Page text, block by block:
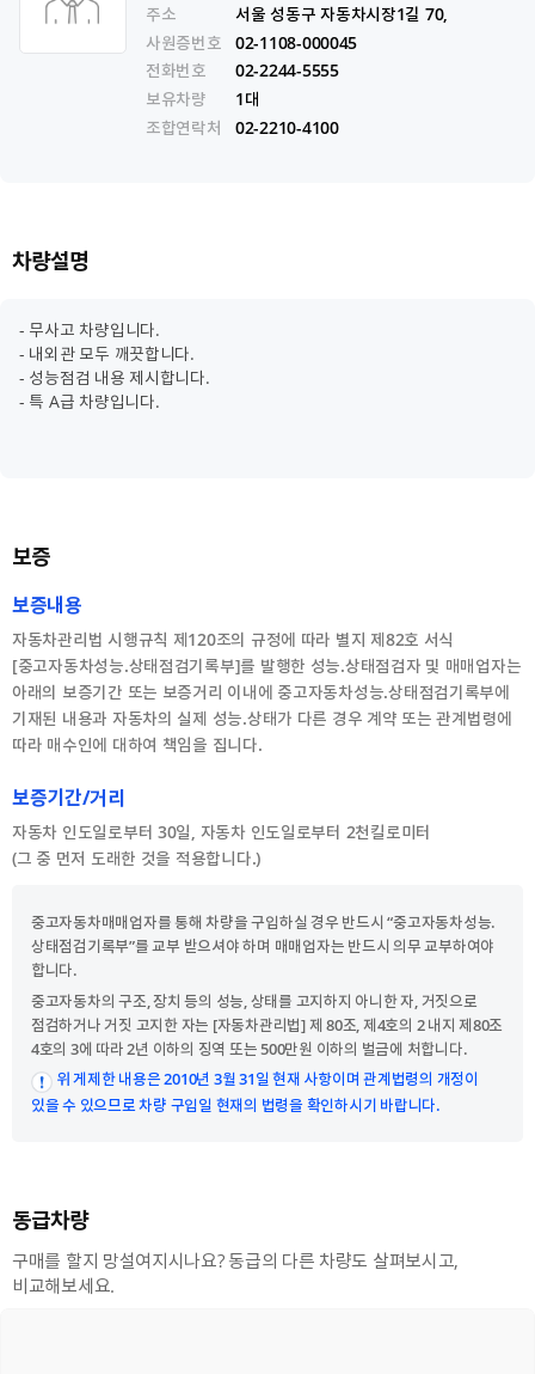
주소
서울 성동구 자동차시장1길 70,
사원증번호
02-1108-000045
전화번호
02-2244-5555
보유차량
1대
조합연락처
02-2210-4100
차량설명
- 무사고 차량입니다.
- 내외관 모두 깨끗합니다.
- 성능점검 내용 제시합니다.
- 특 A급 차량입니다.
보증
보증내용
자동차관리법 시행규칙 제120조의 규정에 따라 별지 제82호 서식
[중고자동차성능.상태점검기록부]를 발행한 성능.상태점검자 및 매매업자는
아래의 보증기간 또는 보증거리 이내에 중고자동차성능.상태점검기록부에
기재된 내용과 자동차의 실제 성능.상태가 다른 경우 계약 또는 관계법령에
따라 매수인에 대하여 책임을 집니다.
보증기간/거리
자동차 인도일로부터 30일, 자동차 인도일로부터 2천킬로미터
(그 중 먼저 도래한 것을 적용합니다.)
중고자동차매매업자를 통해 차량을 구입하실 경우 반드시 “중고자동차성능.
상태점검기록부”를 교부 받으셔야 하며 매매업자는 반드시 의무 교부하여야
합니다.
중고자동차의 구조, 장치 등의 성능, 상태를 고지하지 아니한 자, 거짓으로
점검하거나 거짓 고지한 자는 [자동차관리법] 제 80조, 제4호의 2 내지 제80조
4호의 3에 따라 2년 이하의 징역 또는 500만원 이하의 벌금에 처합니다.
위 게제한 내용은 2010년 3월 31일 현재 사항이며 관계법령의 개정이
있을 수 있으므로 차량 구입일 현재의 법령을 확인하시기 바랍니다.
동급차량
구매를 할지 망설여지시나요? 동급의 다른 차량도 살펴보시고,
비교해보세요.